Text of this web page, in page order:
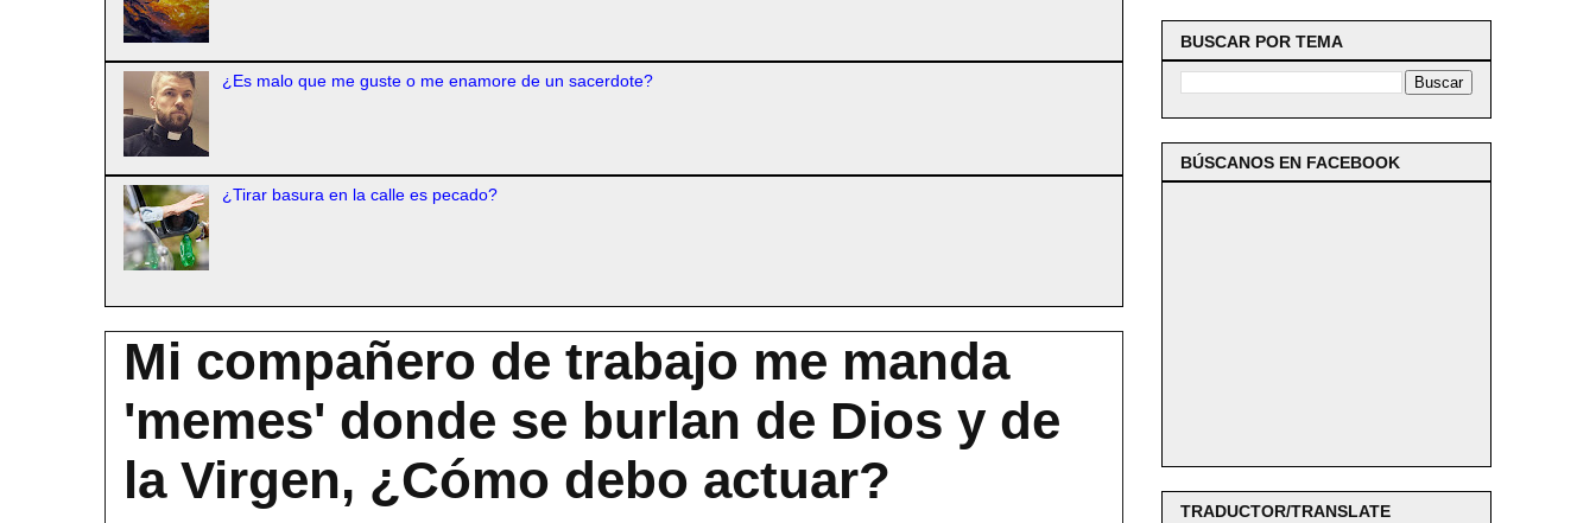
¿Es malo que me guste o me enamore de un sacerdote?
¿Tirar basura en la calle es pecado?
Mi compañero de trabajo me manda
'memes' donde se burlan de Dios y de
la Virgen, ¿Cómo debo actuar?
BUSCAR POR TEMA
BÚSCANOS EN FACEBOOK
TRADUCTOR/TRANSLATE